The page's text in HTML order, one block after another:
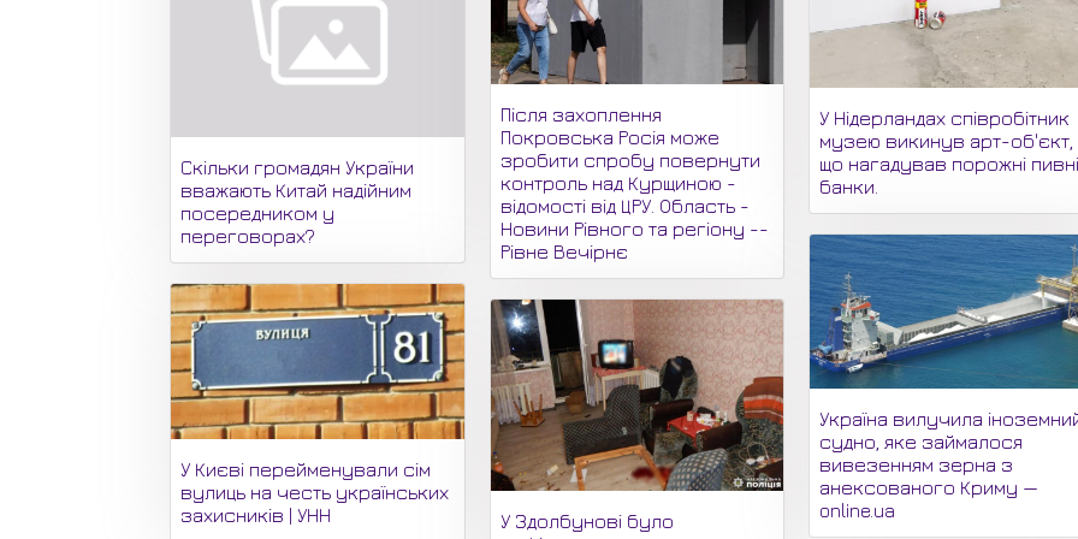
Скільки громадян України
вважають Китай надійним
посередником у
переговорах?
У Києві перейменували сім
вулиць на честь українських
захисників | УНН
Після захоплення
Покровська Росія може
зробити спробу повернути
контроль над Курщиною -
відомості від ЦРУ. Область -
Новини Рівного та регіону --
Рівне Вечірнє
У Здолбунові було
У Нідерландах співробітник
музею викинув арт-об'єкт,
що нагадував порожні
банки.
Україна вилучила
судно, яке займалося
вивезенням зерна з
анексованого Криму —
online.ua